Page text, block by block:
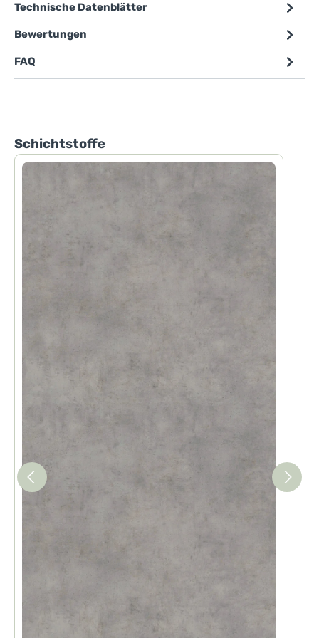
Technische Datenblätter
Bewertungen
FAQ
Produktgalerie überspringen
Schichtstoffe